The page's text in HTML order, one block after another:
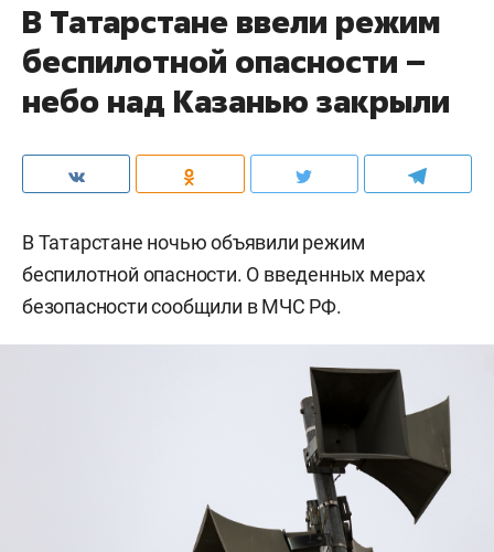
В Татарстане ввели режим
беспилотной опасности –
небо над Казанью закрыли
В Татарстане ночью объявили режим
беспилотной опасности. О введенных мерах
безопасности сообщили в МЧС РФ.